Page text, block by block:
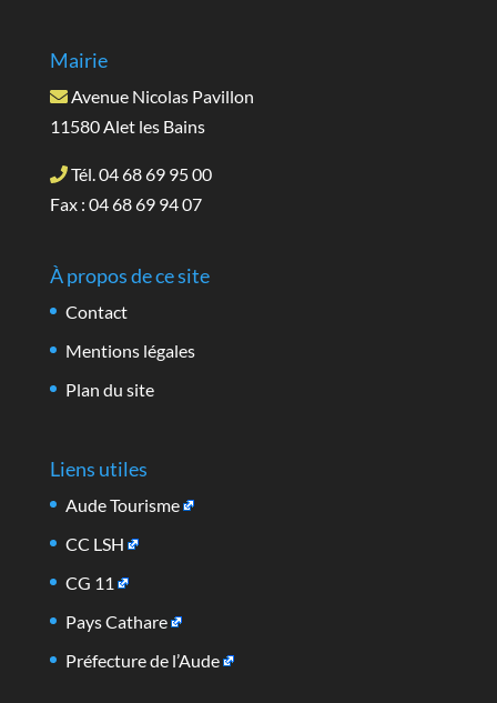
Mairie
Avenue Nicolas Pavillon
11580 Alet les Bains
Tél. 04 68 69 95 00
Fax : 04 68 69 94 07
À propos de ce site
Contact
Mentions légales
Plan du site
Liens utiles
Aude Tourisme
CC LSH
CG 11
Pays Cathare
Préfecture de l’Aude